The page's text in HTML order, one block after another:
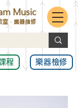
程 樂器檢修
Music
室．樂器維修